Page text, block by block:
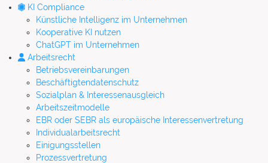
KI Compliance
Künstliche Intelligenz im Unternehmen
Kooperative KI nutzen
ChatGPT im Unternehmen
Arbeitsrecht
Betriebsvereinbarungen
Beschäftigtendatenschutz
Sozialplan & Interessenausgleich
Arbeitszeitmodelle
EBR oder SEBR als europäische Interessenvertretung
Individualarbeitsrecht
Einigungsstellen
Prozessvertretung